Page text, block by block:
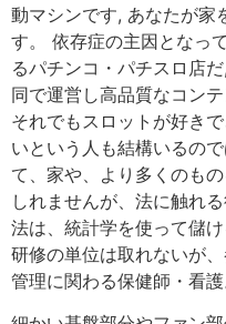
動マシンです, あなたが家
す。 依存症の主因となっ
るパチンコ・パチスロ店
同で運営し高品質なコン
それでもスロットが好き
いという人も結構いるの
て、家や、より多くのも
しれませんが、法に触れ
法は、統計学を使って儲
研修の単位は取れないが
管理に関わる保健師・看護